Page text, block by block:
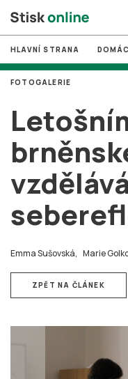
# MUNI
Brno
# volby
login PŘIHLÁSIT SE
Zapomněli jste heslo?
HLAVNÍ STRANA
Emma Sušovská, Marie
FOTOGALERIE
ZPĚT NA ČLÁNEK